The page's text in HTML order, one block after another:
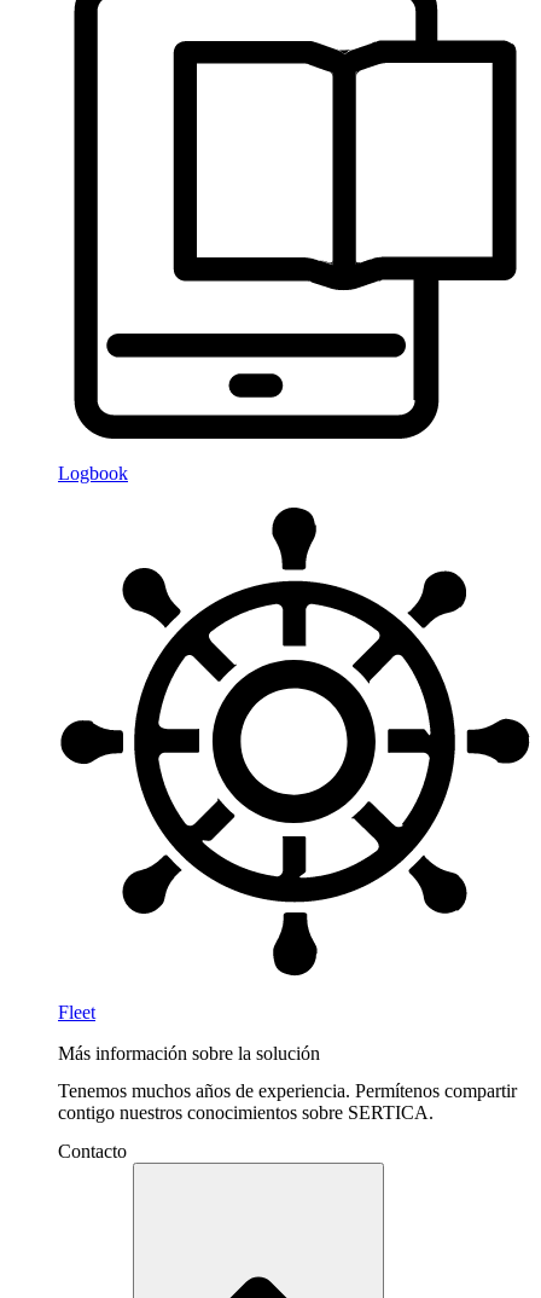
Logbook
Fleet
Más información sobre la solución
Tenemos muchos años de experiencia. Permítenos compartir
contigo nuestros conocimientos sobre SERTICA.
Contacto